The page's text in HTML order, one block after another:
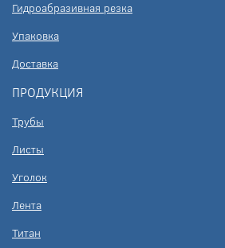
Гидроабразивная резка
Упаковка
Доставка
ПРОДУКЦИЯ
Трубы
Листы
Уголок
Лента
Титан